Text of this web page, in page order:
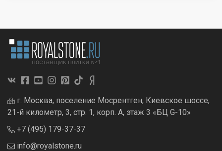
г. Москва, поселение Мосрентген, Киевское шоссе,
21-й километр, 3, стр. 1, корп. А, этаж 3 «БЦ G-10»
+7 (495) 179-37-37
info@royalstone.ru